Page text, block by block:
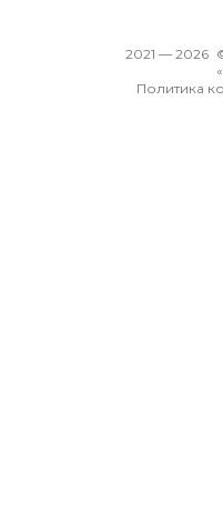
Политика
2026
2021 —